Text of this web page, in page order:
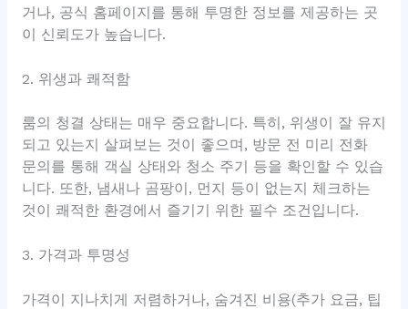
거나, 공식 홈페이지를 통해 투명한 정보를 제공하는 곳
이 신뢰도가 높습니다.
2. 위생과 쾌적함
룸의 청결 상태는 매우 중요합니다. 특히, 위생이 잘 유지
되고 있는지 살펴보는 것이 좋으며, 방문 전 미리 전화
문의를 통해 객실 상태와 청소 주기 등을 확인할 수 있습
니다. 또한, 냄새나 곰팡이, 먼지 등이 없는지 체크하는
것이 쾌적한 환경에서 즐기기 위한 필수 조건입니다.
3. 가격과 투명성
가격이 지나치게 저렴하거나, 숨겨진 비용(추가 요금, 팁